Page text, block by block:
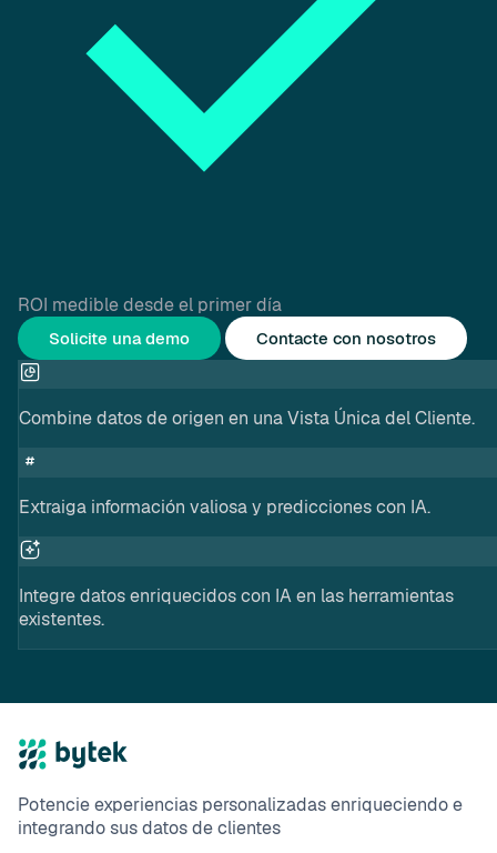
ROI medible desde el primer día
Solicite una demo Contacte con nosotros
Combine datos de origen en una Vista Única del Cliente.
Extraiga información valiosa y predicciones con IA.
Integre datos enriquecidos con IA en las herramientas
existentes.
Potencie experiencias personalizadas enriqueciendo e
integrando sus datos de clientes